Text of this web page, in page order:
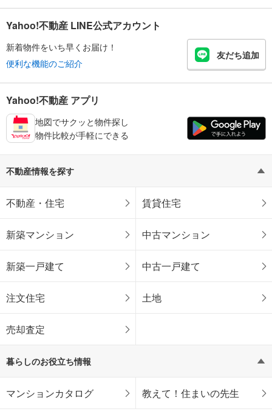
Yahoo!不動産 LINE公式アカウント
新着物件をいち早くお届け！
便利な機能のご紹介
友だち追加
Yahoo!不動産 アプリ
地図でサクッと物件探し
物件比較が手軽にできる
不動産情報を探す
不動産・住宅 賃貸住宅
新築マンション 中古マンション
新築一戸建て 中古一戸建て
注文住宅 土地
売却査定
暮らしのお役立ち情報
マンションカタログ 教えて！住まいの先生